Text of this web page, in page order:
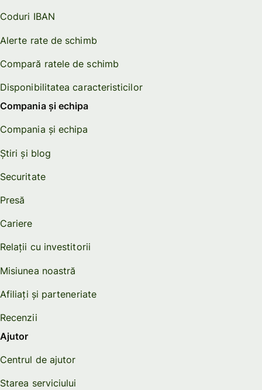
Coduri IBAN
Alerte rate de schimb
Compară ratele de schimb
Disponibilitatea caracteristicilor
Compania și echipa
Compania și echipa
Știri și blog
Securitate
Presă
Cariere
Relații cu investitorii
Misiunea noastră
Afiliați și parteneriate
Recenzii
Ajutor
Centrul de ajutor
Starea serviciului